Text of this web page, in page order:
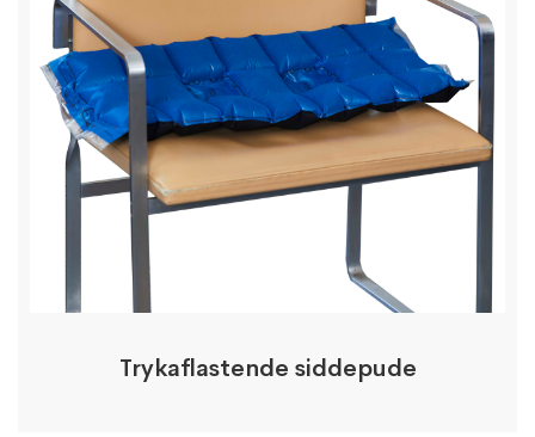
Trykaflastende siddepude